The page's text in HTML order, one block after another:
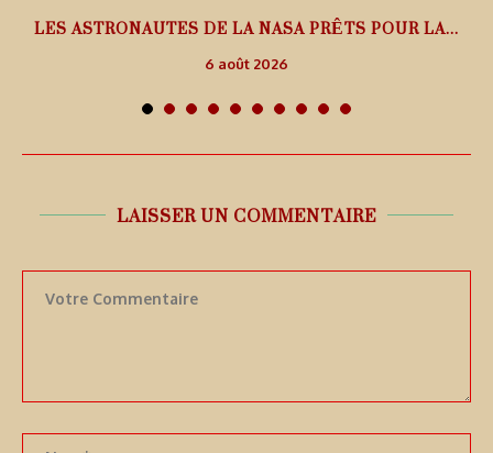
LES ASTRONAUTES DE LA NASA PRÊTS POUR LA...
6 août 2026
LAISSER UN COMMENTAIRE